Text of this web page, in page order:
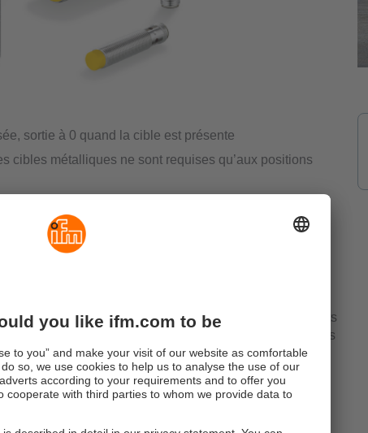
sortie à 0 quand la cible est présente
cibles métalliques ne sont requises qu’aux positions
environnements sévères
à l'état sûr dès que la cible rentre dans la zone de
sécurité inversée par rapport aux détecteurs de sécurité
installations en translation comme les grues ou les robots
nécessaires qu'aux positions finales. Les économies
au niveau matériel et en temps d'installation.
mobiles
ce détecteur est parfaitement adapté à une
Par exemple, il contrôle l'extension complète des